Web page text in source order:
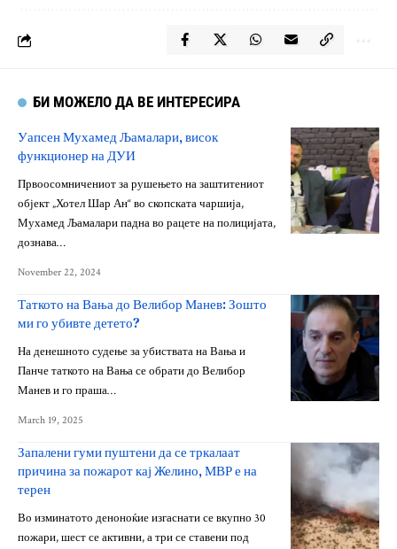
БИ МОЖЕЛО ДА ВЕ ИНТЕРЕСИРА
Уапсен Мухамед Љамалари, висок
функционер на ДУИ
Првоосомничениот за рушењето на заштитениот
објект „Хотел Шар Ан“ во скопската чаршија,
Мухамед Љамалари падна во рацете на полицијата,
дознава…
November 22, 2024
Таткото на Вања до Велибор Манев: Зошто
ми го убивте детето?
На денешното судење за убиствата на Вања и
Панче таткото на Вања се обрати до Велибор
Манев и го праша…
March 19, 2025
Запалени гуми пуштени да се тркалаат
причина за пожарот кај Желино, МВР е на
терен
Во изминатото деноноќие изгаснати се вкупно 30
пожари, шест се активни, а три се ставени под